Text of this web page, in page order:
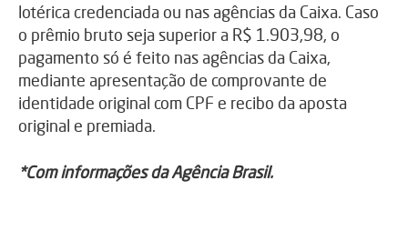
lotérica credenciada ​ou nas agências da Caixa. Caso
o prêmio bruto seja superior a R$ 1.903,98, o
pagamento só é feito nas agências da Caixa,
mediante apresentação de comprovante de
identidade original com CPF e recibo da aposta
original e premiada.
*Com informações da Agência Brasil.